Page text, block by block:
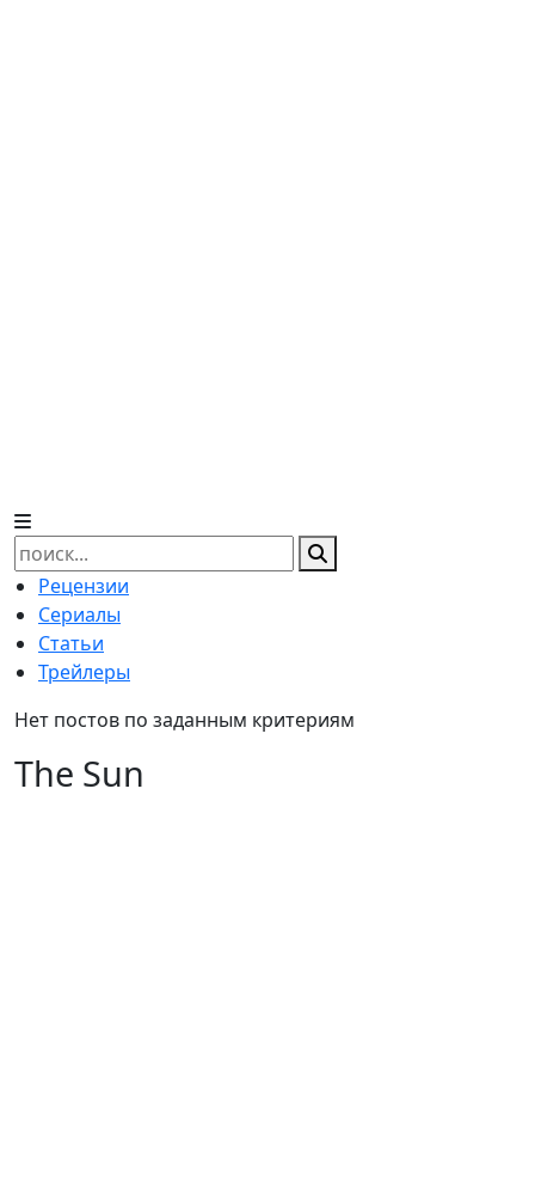
Найти:
Рецензии
Сериалы
Статьи
Трейлеры
Нет постов по заданным критериям
The Sun